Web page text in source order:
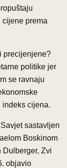
prema
precijenjene?
politike jer
se ravnaju
indeks cijena.
sastavljen
Boskinom
Dulberger, Zvi
objavio